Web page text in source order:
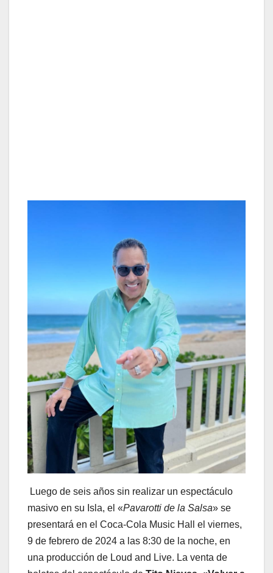
Luego de seis años sin realizar un espectáculo
masivo en su Isla, el «Pavarotti de la Salsa» se
presentará en el Coca-Cola Music Hall el viernes,
9 de febrero de 2024 a las 8:30 de la noche, en
una producción de Loud and Live. La venta de